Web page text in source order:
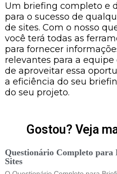
Um briefing completo e
para o sucesso de
de sites. Com o nosso
você terá todas as
para fornecer
relevantes para a equipe
de aproveitar essa
a eficiência do seu
do seu projeto.
Gostou? Veja
Questionário Completo
Sites